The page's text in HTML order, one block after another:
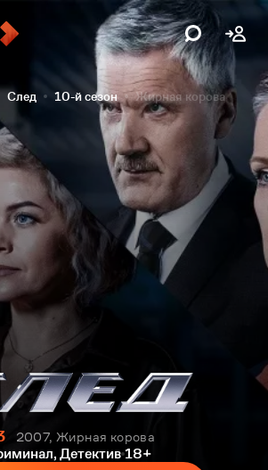
След 10-й сезон Жирная корова
2007, Жирная корова
Детектив 18+